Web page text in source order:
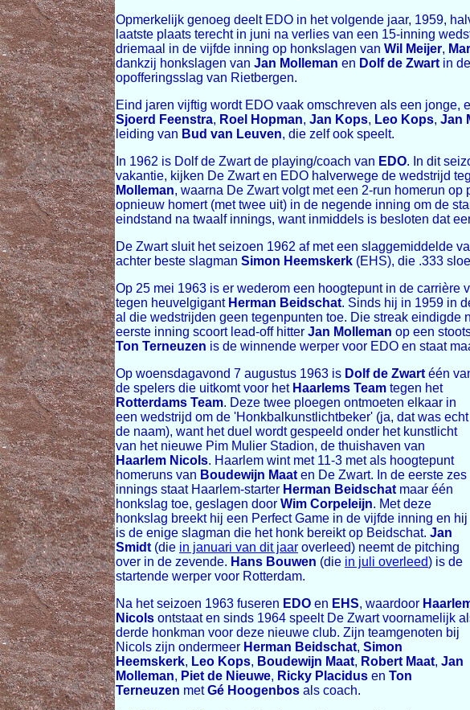
Opmerkelijk genoeg deelt EDO in het volgende jaar, 1959,
laatste plaats terecht in juni na verlies van een 15-inning
driemaal in de vijfde inning op honkslagen van Wil Meijer,
dankzij honkslagen van Jan Molleman en Dolf de Zwart in
opofferingsslag van Rietbergen.
Eind jaren vijftig wordt EDO vaak omschreven als een
Sjoerd Feenstra, Roel Hopman, Jan Kops, Leo Kops, Jan
leiding van Bud van Leuven, die zelf ook speelt.
In 1962 is Dolf de Zwart de playing/coach van EDO. In dit
vakantie, kijken De Zwart en EDO halverwege de wedstrijd
Molleman, waarna De Zwart volgt met een 2-run homerun op
opnieuw homert (met twee uit) in de negende inning om de
eindstand na twaalf innings, want inmiddels is besloten dat
De Zwart sluit het seizoen 1962 af met een slaggemiddelde
achter beste slagman Simon Heemskerk (EHS), die .333
Op 25 mei 1963 is er wederom een hoogtepunt in de carrière
tegen heuvelgigant Herman Beidschat. Sinds hij in 1959 in
al die wedstrijden geen tegenpunten toe. Die streak
eerste inning scoort lead-off hitter Jan Molleman op een
Ton Terneuzen is de winnende werper voor EDO en staat
Op woensdagavond 7 augustus 1963 is Dolf de Zwart één
de spelers die uitkomt voor het Haarlems Team tegen het
Rotterdams Team. Deze twee ploegen ontmoeten elkaar in
een wedstrijd om de 'Honkbalkunstlichtbeker' (ja, dat was echt
de naam), want het duel wordt gespeeld onder het kunstlicht
van het nieuwe Pim Mulier Stadion, de thuishaven van
Haarlem Nicols. Haarlem wint met 11-3 met als hoogtepunt
homeruns van Boudewijn Maat en De Zwart. In de eerste zes
innings staat Haarlem-starter Herman Beidschat maar één
honkslag toe, geslagen door Wim Corpeleijn. Met deze
honkslag breekt hij een Perfect Game in de vijfde inning en hij
is de enige slagman die het honk bereikt op Beidschat. Jan
Smidt (die in januari van dit jaar overleed) neemt de pitching
over in de zevende. Hans Bouwen (die in juli overleed) is de
startende werper voor Rotterdam.
Na het seizoen 1963 fuseren EDO en EHS, waardoor
Nicols ontstaat en sinds 1964 speelt De Zwart voornamelijk
derde honkman voor deze nieuwe club. Zijn teamgenoten bij
Nicols zijn ondermeer Herman Beidschat, Simon
Heemskerk, Leo Kops, Boudewijn Maat, Robert Maat, Jan
Molleman, Piet de Nieuwe, Ricky Placidus en Ton
Terneuzen metGé Hoogenbos als coach.